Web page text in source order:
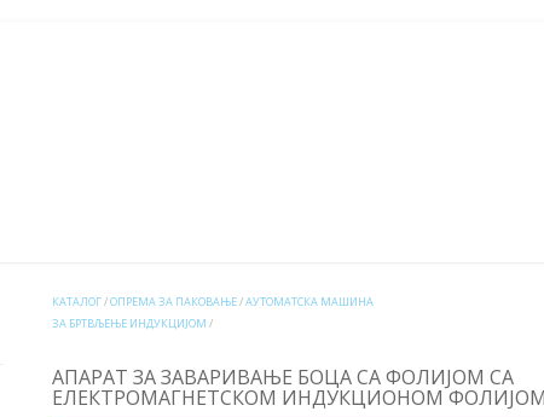
КАТАЛОГ/ОПРЕМА ЗА ПАКОВАЊЕ/АУТОМАТСКА МАШИНА
ЗА БРТВЉЕЊЕ ИНДУКЦИЈОМ /
АПАРАТ ЗА ЗАВАРИВАЊЕ БОЦА СА ФОЛИЈОМ СА
ЕЛЕКТРОМАГНЕТСКОМ ИНДУКЦИОНОМ ФОЛИЈОМ